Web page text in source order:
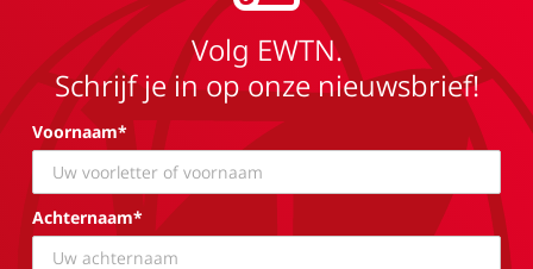
Volg EWTN.
Schrijf je in op onze nieuwsbrief!
Voornaam*
Achternaam*